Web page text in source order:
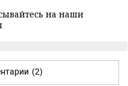
на наши
(2)